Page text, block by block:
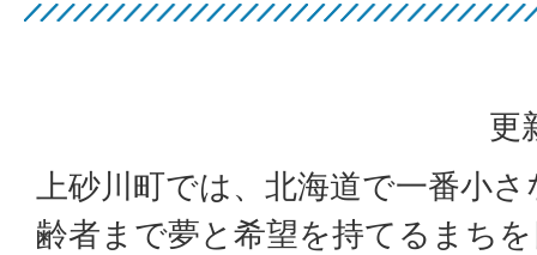
更
上砂川町では、北海道で一番小
齢者まで夢と希望を持てるまち